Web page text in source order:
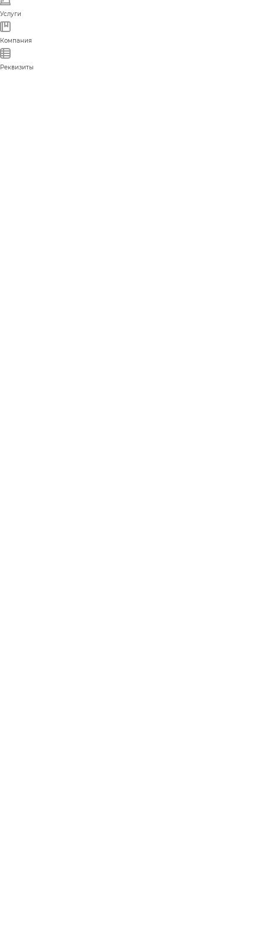
Услуги
Компания
Реквизиты